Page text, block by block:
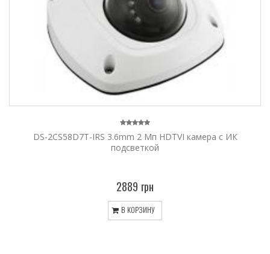
DS-2CS58D7T-IRS 3.6mm 2 Мп HDTVI камера с ИК
подсветкой
2889 грн
В КОРЗИНУ